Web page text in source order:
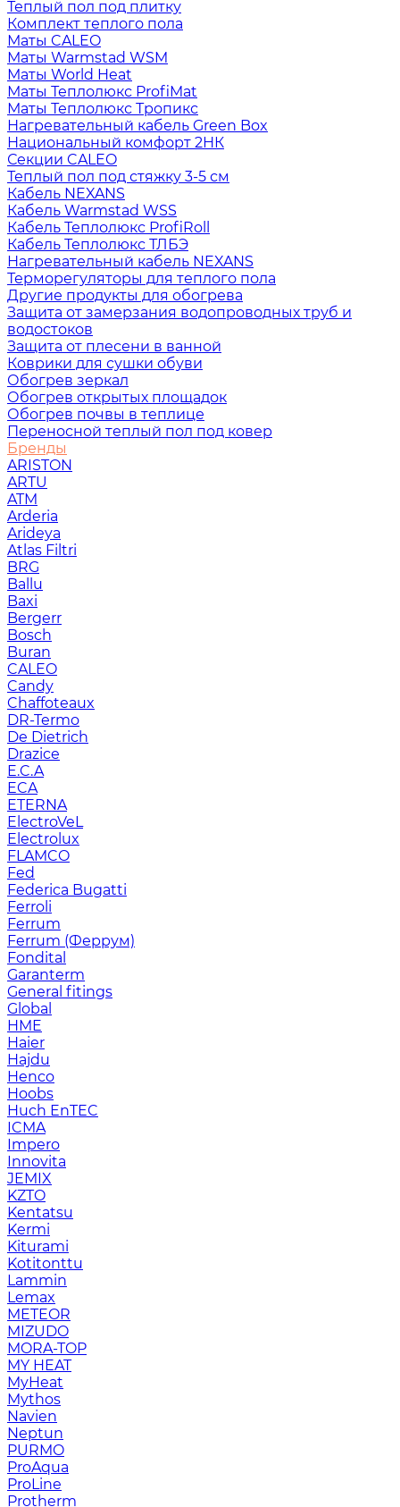
Теплый пол под плитку
Комплект теплого пола
Маты CALEO
Маты Warmstad WSM
Маты World Heat
Маты Теплолюкс ProfiMat
Маты Теплолюкс Тропикс
Нагревательный кабель Green Box
Национальный комфорт 2НК
Секции CALEO
Теплый пол под стяжку 3-5 см
Кабель NEXANS
Кабель Warmstad WSS
Кабель Теплолюкс ProfiRoll
Кабель Теплолюкс ТЛБЭ
Нагревательный кабель NEXANS
Терморегуляторы для теплого пола
Другие продукты для обогрева
Защита от замерзания водопроводных труб и
водостоков
Защита от плесени в ванной
Коврики для сушки обуви
Обогрев зеркал
Обогрев открытых площадок
Обогрев почвы в теплице
Переносной теплый пол под ковер
Бренды
ARISTON
ARTU
ATM
Arderia
Arideya
Atlas Filtri
BRG
Ballu
Baxi
Bergerr
Bosch
Buran
CALEO
Candy
Chaffoteaux
DR-Termo
De Dietrich
Drazice
E.C.A
ECA
ETERNA
ElectroVeL
Electrolux
FLAMCO
Fed
Federica Bugatti
Ferroli
Ferrum
Ferrum (Феррум)
Fondital
Garanterm
General fitings
Global
HME
Haier
Hajdu
Henco
Hoobs
Huch EnTEC
ICMA
Impero
Innovita
JEMIX
KZTO
Kentatsu
Kermi
Kiturami
Kotitonttu
Lammin
Lemax
METEOR
MIZUDO
MORA-TOP
MY HEAT
MyHeat
Mythos
Navien
Neptun
PURMO
ProAqua
ProLine
Protherm